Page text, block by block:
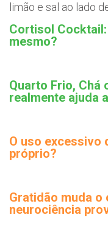
Cortisol
mesmo?
Quarto Frio, Chá
realmente ajuda
O uso excessivo
próprio?
Gratidão muda o
neurociência